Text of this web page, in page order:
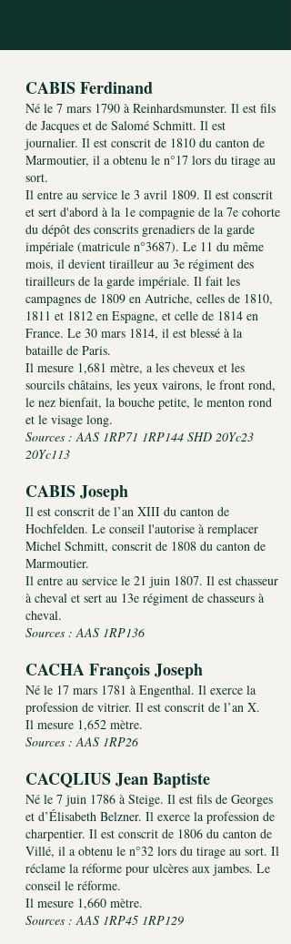
CABIS Ferdinand 
Né le 7 mars 1790 à Reinhardsmunster. Il est fils
de Jacques et de Salomé Schmitt. Il est
journalier. Il est conscrit de 1810 du canton de
Marmoutier, il a obtenu le n°17 lors du tirage au
sort.
Il entre au service le 3 avril 1809. Il est conscrit
et sert d'abord à la 1e compagnie de la 7e cohorte
du dépôt des conscrits grenadiers de la garde
impériale (matricule n°3687). Le 11 du même
mois, il devient tirailleur au 3e régiment des
tirailleurs de la garde impériale. Il fait les
campagnes de 1809 en Autriche, celles de 1810,
1811 et 1812 en Espagne, et celle de 1814 en
France. Le 30 mars 1814, il est blessé à la
bataille de Paris.
Il mesure 1,681 mètre, a les cheveux et les
sourcils châtains, les yeux vairons, le front rond,
le nez bienfait, la bouche petite, le menton rond
et le visage long.
Sources : AAS 1RP71 1RP144 SHD 20Yc23
20Yc113
CABIS Joseph
Il est conscrit de l’an XIII du canton de
Hochfelden. Le conseil l'autorise à remplacer
Michel Schmitt, conscrit de 1808 du canton de
Marmoutier.
Il entre au service le 21 juin 1807. Il est chasseur
à cheval et sert au 13e régiment de chasseurs à
cheval.
Sources : AAS 1RP136
CACHA François Joseph
Né le 17 mars 1781 à Engenthal. Il exerce la
profession de vitrier. Il est conscrit de l’an X.
Il mesure 1,652 mètre.
Sources : AAS 1RP26
CACQLIUS Jean Baptiste
Né le 7 juin 1786 à Steige. Il est fils de Georges
et d’Élisabeth Belzner. Il exerce la profession de
charpentier. Il est conscrit de 1806 du canton de
Villé, il a obtenu le n°32 lors du tirage au sort. Il
réclame la réforme pour ulcères aux jambes. Le
conseil le réforme.
Il mesure 1,660 mètre.
Sources : AAS 1RP45 1RP129